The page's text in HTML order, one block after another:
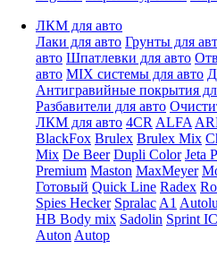
ЛКМ для авто
Лаки для авто Грунты для
авто Шпатлевки для авто
авто MIX системы для авто
Антигравийные покрытия
Разбавители для авто
ЛКМ для авто 4CR ALFA
BlackFox Brulex Brulex Mix
Mix De Beer Dupli Color Jeta
Premium Maston MaxMeyer
Готовый Quick Line Radex
Spies Hecker Spralac A1
HB Body mix Sadolin Sprint
Auton Autop